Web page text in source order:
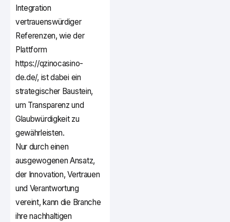
Integration
vertrauenswürdiger
Referenzen, wie der
Plattform
https://qzinocasino-
de.de/, ist dabei ein
strategischer Baustein,
um Transparenz und
Glaubwürdigkeit zu
gewährleisten.
Nur durch einen
ausgewogenen Ansatz,
der Innovation, Vertrauen
und Verantwortung
vereint, kann die Branche
ihre nachhaltigen